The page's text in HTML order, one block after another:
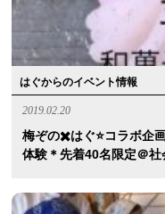
はぐからのイベント情報
2019.02.20
梅ぞの✖️はぐ⭐️コラボ企
体験＊先着40名限定＠